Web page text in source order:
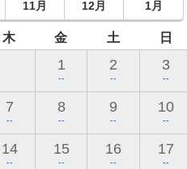
11月 12月 1月
木 金 土 日
1
--
2
--
3
--
7
--
8
--
9
--
10
--
14
--
15
--
16
--
17
--